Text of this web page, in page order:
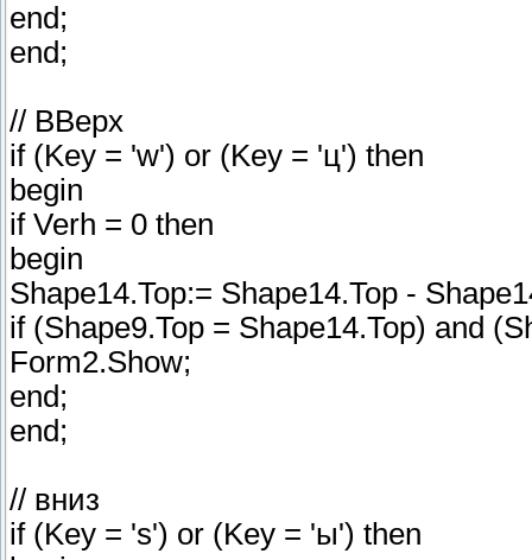
end;
end;
// ВВерх
if (Key = 'w') or (Key = 'ц') then
begin
if Verh = 0 then
begin
Shape14.Top:= Shape14.Top -
if (Shape9.Top = Shape14.Top) and
Form2.Show;
end;
end;
// вниз
if (Key = 's') or (Key = 'ы') then